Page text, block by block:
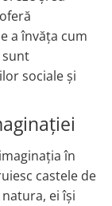
a învăța cum
sunt
sociale și
în
castele de
ei își